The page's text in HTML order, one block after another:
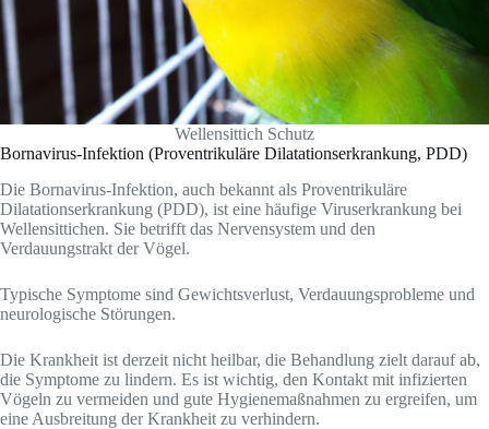
Wellensittich Schutz
Bornavirus-Infektion (Proventrikuläre Dilatationserkrankung, PDD)
Die Bornavirus-Infektion, auch bekannt als Proventrikuläre
Dilatationserkrankung (PDD), ist eine häufige Viruserkrankung bei
Wellensittichen. Sie betrifft das Nervensystem und den
Verdauungstrakt der Vögel.
Typische Symptome sind Gewichtsverlust, Verdauungsprobleme und
neurologische Störungen.
Die Krankheit ist derzeit nicht heilbar, die Behandlung zielt darauf ab,
die Symptome zu lindern. Es ist wichtig, den Kontakt mit infizierten
Vögeln zu vermeiden und gute Hygienemaßnahmen zu ergreifen, um
eine Ausbreitung der Krankheit zu verhindern.